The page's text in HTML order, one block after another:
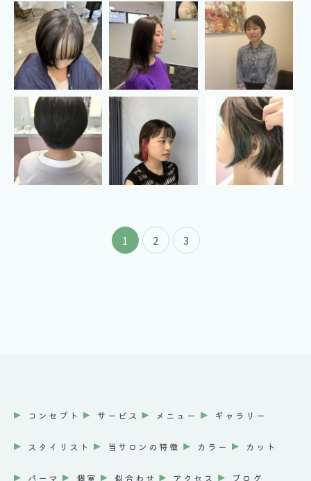
1 2 3
コンセプト サービス メニュー ギャラリー
スタイリスト 当サロンの特徴 カラー カット
パーマ 個室 似合わせ アクセス ブログ
お問い合わせはこちら